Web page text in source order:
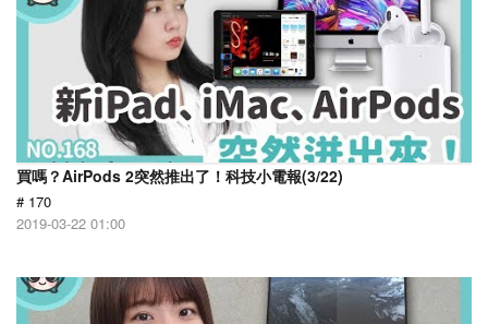
買嗎？AirPods 2突然推出了！科技小電報(3/22)
# 170
2019-03-22 01:00